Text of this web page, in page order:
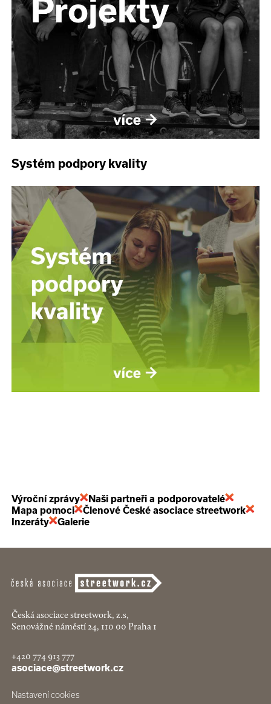
Systém podpory kvality
Výroční zprávy
Naši partneři a podporovatelé
Mapa pomoci
Členové České asociace streetwork
Inzeráty
Galerie
Česká asociace streetwork, z.s,
Senovážné náměstí 24, 110 00 Praha 1
+420 774 913 777
asociace@streetwork.cz
Nastavení cookies